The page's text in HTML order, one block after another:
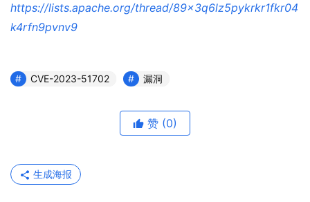
https://lists.apache.org/thread/89x3q6lz5pykrkr1fkr04
k4rfn9pvnv9
CVE-2023-51702 漏洞
赞 (0)
生成海报